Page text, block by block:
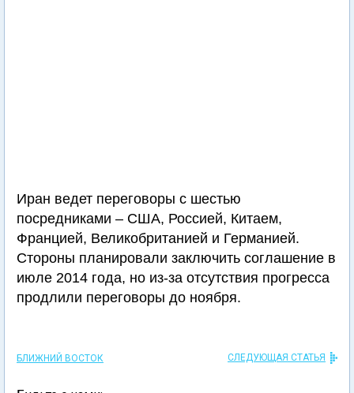
Иран ведет переговоры с шестью
посредниками – США, Россией, Китаем,
Францией, Великобританией и Германией.
Стороны планировали заключить соглашение в
июле 2014 года, но из-за отсутствия прогресса
продлили переговоры до ноября.
БЛИЖНИЙ ВОСТОК СЛЕДУЮЩАЯ СТАТЬЯ